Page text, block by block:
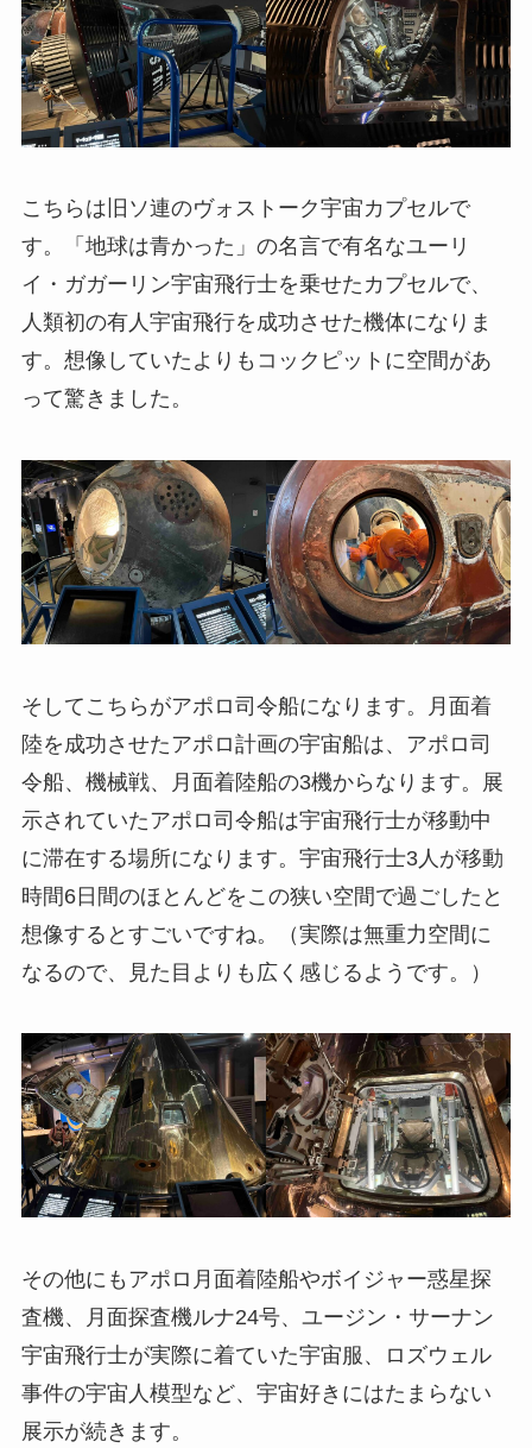
こちらは旧ソ連のヴォストーク宇宙カプセルで
す。「地球は青かった」の名言で有名なユーリ
イ・ガガーリン宇宙飛行士を乗せたカプセルで、
人類初の有人宇宙飛行を成功させた機体になりま
す。想像していたよりもコックピットに空間があ
って驚きました。
そしてこちらがアポロ司令船になります。月面着
陸を成功させたアポロ計画の宇宙船は、アポロ司
令船、機械戦、月面着陸船の3機からなります。展
示されていたアポロ司令船は宇宙飛行士が移動中
に滞在する場所になります。宇宙飛行士3人が移動
時間6日間のほとんどをこの狭い空間で過ごしたと
想像するとすごいですね。（実際は無重力空間に
なるので、見た目よりも広く感じるようです。）
その他にもアポロ月面着陸船やボイジャー惑星探
査機、月面探査機ルナ24号、ユージン・サーナン
宇宙飛行士が実際に着ていた宇宙服、ロズウェル
事件の宇宙人模型など、宇宙好きにはたまらない
展示が続きます。